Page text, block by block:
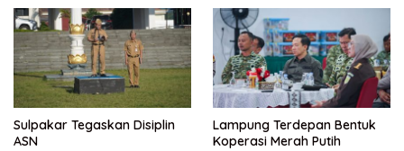
Sulpakar Tegaskan Disiplin
ASN
Lampung Terdepan Bentuk
Koperasi Merah Putih